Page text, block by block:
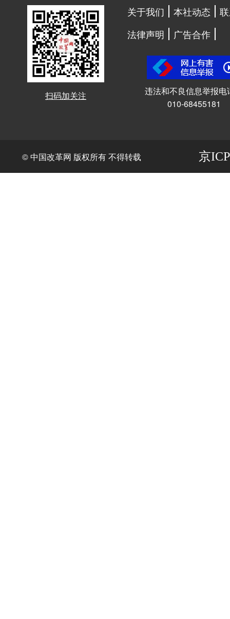
扫码加关注
关于我们 本社动态
法律声明
广告合作
违法和不良信息举报电
010-68455181
© 中国改革网 版权所有 不得转载 京